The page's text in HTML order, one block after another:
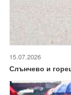
15.07.2026
Слънчево и